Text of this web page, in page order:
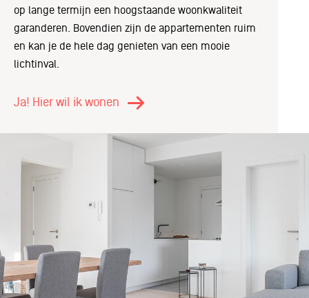
op lange termijn een hoogstaande woonkwaliteit
garanderen. Bovendien zijn de appartementen ruim
en kan je de hele dag genieten van een mooie
lichtinval.
Ja! Hier wil ik wonen